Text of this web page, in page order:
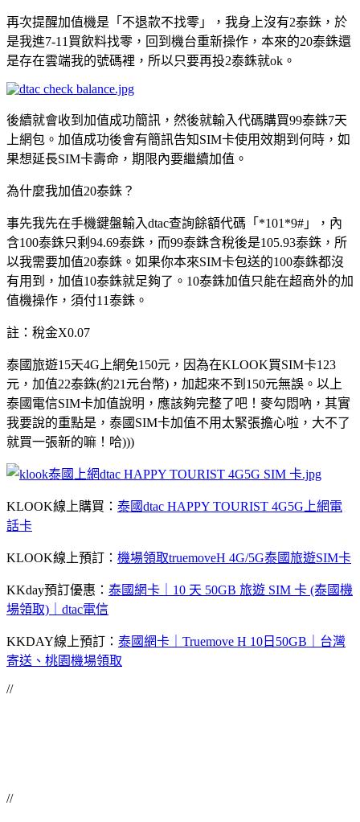
再次提醒加值機是「不退款不找零」，我身上沒有2泰銖，於
是我進7-11買飲料找零，回到機台重新操作，本來的20泰銖還
是存在雲端我的號碼裡，所以只要再投2泰銖就ok。
後續就會收到加值成功簡訊，然後就輸入代碼購買99泰銖7天
上網包。加值成功後會有簡訊告知SIM卡使用效期到何時，如
果想延長SIM卡壽命，期限內要繼續加值。
為什麼我加值20泰銖？
事先我先在手機鍵盤輸入dtac查詢餘額代碼「*101*9#」，內
含100泰銖只剩94.69泰銖，而99泰銖含稅後是105.93泰銖，所
以我需要加值20泰銖。如果你本來SIM卡包送的100泰銖都沒
有用到，加值10泰銖就足夠了。10泰銖加值只能在超商外的加
值機操作，須付11泰銖。
註：稅金X0.07
泰國旅遊15天4G上網免150元，因為在KLOOK買SIM卡123
元，加值22泰銖(約21元台幣)，加起來不到150元無誤。以上
泰國電信SIM卡加值說明，應該夠完整了吧！麥勾悶吶，其實
我要說的重點是，泰國SIM卡加值不用太緊張擔心啦，大不了
就買一張新的嘛！哈)))
KLOOK線上購買： 泰國dtac HAPPY TOURIST 4G5G上網電
話卡
KLOOK線上預訂： 機場領取truemoveH 4G/5G泰國旅遊SIM卡
KKday預訂優惠： 泰國網卡｜10 天 50GB 旅遊 SIM 卡 (泰國機
場領取)｜dtac電信
KKDAY線上預訂： 泰國網卡｜Truemove H 10日50GB｜台灣
寄送、桃園機場領取
//
//